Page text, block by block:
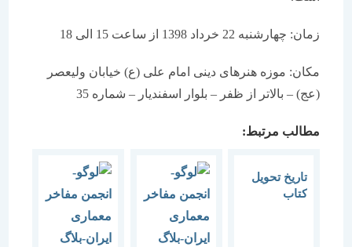
زمان: چهارشنبه 22 خرداد 1398 از ساعت 15 الی 18
مکان: موزه هنرهای دینی امام علی (ع) خیابان ولیعصر
(عج) – بالاتر از ظفر – بلوار اسفندیار – شماره 35
مطالب مرتبط:
تاریخ تحویل